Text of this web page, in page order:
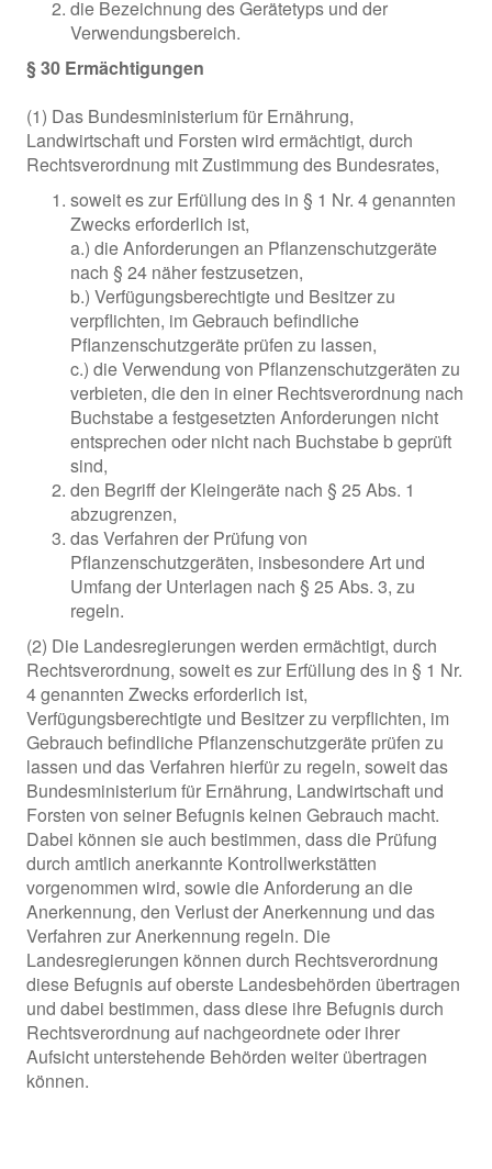
die Bezeichnung des Gerätetyps und der
Verwendungsbereich.
§ 30 Ermächtigungen
(1) Das Bundesministerium für Ernährung,
Landwirtschaft und Forsten wird ermächtigt, durch
Rechtsverordnung mit Zustimmung des Bundesrates,
soweit es zur Erfüllung des in § 1 Nr. 4 genannten
Zwecks erforderlich ist,
a.) die Anforderungen an Pflanzenschutzgeräte
nach § 24 näher festzusetzen,
b.) Verfügungsberechtigte und Besitzer zu
verpflichten, im Gebrauch befindliche
Pflanzenschutzgeräte prüfen zu lassen,
c.) die Verwendung von Pflanzenschutzgeräten zu
verbieten, die den in einer Rechtsverordnung nach
Buchstabe a festgesetzten Anforderungen nicht
entsprechen oder nicht nach Buchstabe b geprüft
sind,
den Begriff der Kleingeräte nach § 25 Abs. 1
abzugrenzen,
das Verfahren der Prüfung von
Pflanzenschutzgeräten, insbesondere Art und
Umfang der Unterlagen nach § 25 Abs. 3, zu
regeln.
(2) Die Landesregierungen werden ermächtigt, durch
Rechtsverordnung, soweit es zur Erfüllung des in § 1 Nr.
4 genannten Zwecks erforderlich ist,
Verfügungsberechtigte und Besitzer zu verpflichten, im
Gebrauch befindliche Pflanzenschutzgeräte prüfen zu
lassen und das Verfahren hierfür zu regeln, soweit das
Bundesministerium für Ernährung, Landwirtschaft und
Forsten von seiner Befugnis keinen Gebrauch macht.
Dabei können sie auch bestimmen, dass die Prüfung
durch amtlich anerkannte Kontrollwerkstätten
vorgenommen wird, sowie die Anforderung an die
Anerkennung, den Verlust der Anerkennung und das
Verfahren zur Anerkennung regeln. Die
Landesregierungen können durch Rechtsverordnung
diese Befugnis auf oberste Landesbehörden übertragen
und dabei bestimmen, dass diese ihre Befugnis durch
Rechtsverordnung auf nachgeordnete oder ihrer
Aufsicht unterstehende Behörden weiter übertragen
können.